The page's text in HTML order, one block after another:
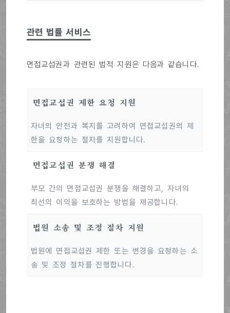
관련 법률 서비스
면접교섭권과 관련된 법적 지원은 다음과 같습니다.
면접교섭권 제한 요청 지원
자녀의 안전과 복지를 고려하여 면접교섭권의 제
한을 요청하는 절차를 지원합니다.
면접교섭권 분쟁 해결
부모 간의 면접교섭권 분쟁을 해결하고, 자녀의
최선의 이익을 보호하는 방법을 제공합니다.
법원 소송 및 조정 절차 지원
법원에 면접교섭권 제한 또는 변경을 요청하는 소
송 및 조정 절차를 진행합니다.